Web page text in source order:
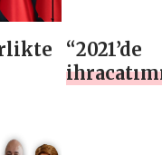
“2021’de